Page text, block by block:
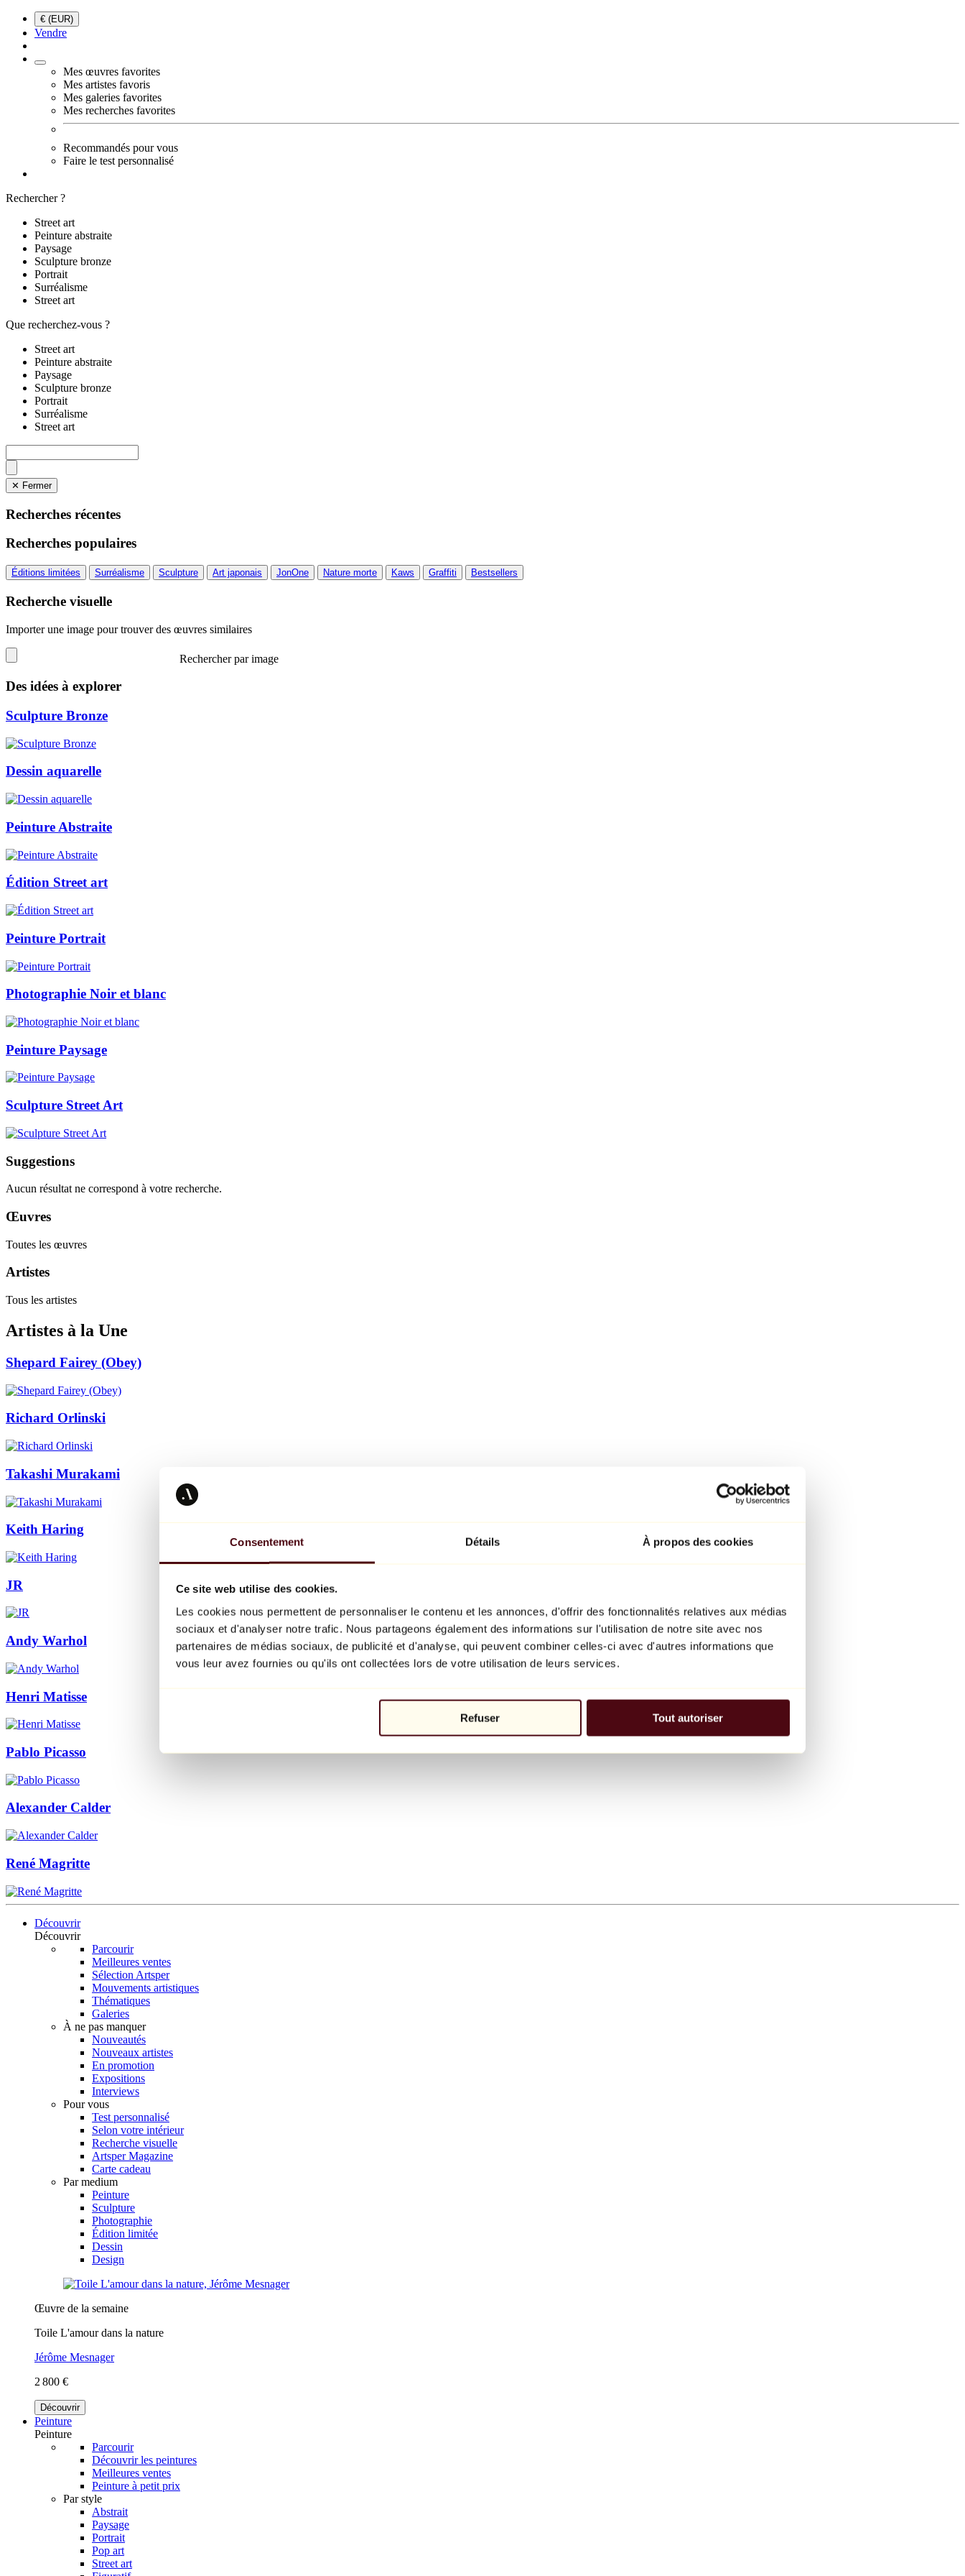
Consentement Détails À propos des cookies
Ce site web utilise des cookies.
Les cookies nous permettent de personnaliser le contenu et les annonces, d'offrir des fonctionnalités relatives aux médias
sociaux et d'analyser notre trafic. Nous partageons également des informations sur l'utilisation de notre site avec nos
partenaires de médias sociaux, de publicité et d'analyse, qui peuvent combiner celles-ci avec d'autres informations que
vous leur avez fournies ou qu'ils ont collectées lors de votre utilisation de leurs services.
Refuser Tout autoriser
€ (EUR)
Vendre
Mes œuvres favorites
Mes artistes favoris
Mes galeries favorites
Mes recherches favorites
Recommandés pour vous
Faire le test personnalisé
Rechercher ?
Street art
Peinture abstraite
Paysage
Sculpture bronze
Portrait
Surréalisme
Street art
Que recherchez-vous ?
Street art
Peinture abstraite
Paysage
Sculpture bronze
Portrait
Surréalisme
Street art
✕ Fermer
Recherches récentes
Recherches populaires
Éditions limitées Surréalisme Sculpture Art japonais JonOne Nature morte Kaws Graffiti Bestsellers
Recherche visuelle
Importer une image pour trouver des œuvres similaires
Rechercher par image
Des idées à explorer
Sculpture Bronze
Dessin aquarelle
Peinture Abstraite
Édition Street art
Peinture Portrait
Photographie Noir et blanc
Peinture Paysage
Sculpture Street Art
Suggestions
Aucun résultat ne correspond à votre recherche.
Œuvres
Toutes les œuvres
Artistes
Tous les artistes
Artistes à la Une
Shepard Fairey (Obey)
Richard Orlinski
Takashi Murakami
Keith Haring
JR
Andy Warhol
Henri Matisse
Pablo Picasso
Alexander Calder
René Magritte
Découvrir
Découvrir
Parcourir
Meilleures ventes
Sélection Artsper
Mouvements artistiques
Thématiques
Galeries
À ne pas manquer
Nouveautés
Nouveaux artistes
En promotion
Expositions
Interviews
Pour vous
Test personnalisé
Selon votre intérieur
Recherche visuelle
Artsper Magazine
Carte cadeau
Par medium
Peinture
Sculpture
Photographie
Édition limitée
Dessin
Design
Œuvre de la semaine
Toile L'amour dans la nature
Jérôme Mesnager
2 800 €
Découvrir
Peinture
Peinture
Parcourir
Découvrir les peintures
Meilleures ventes
Peinture à petit prix
Par style
Abstrait
Paysage
Portrait
Pop art
Street art